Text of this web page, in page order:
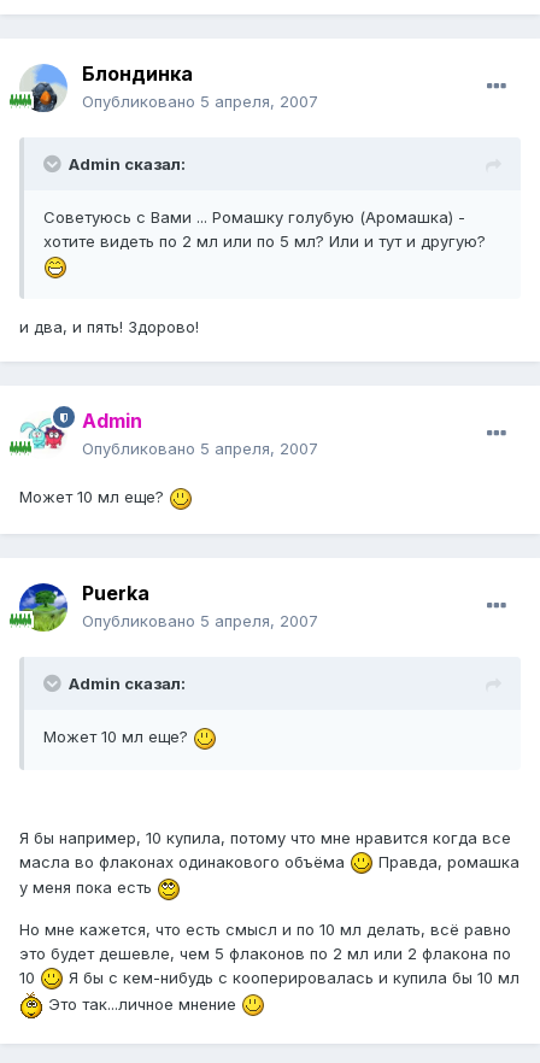
Блондинка
Опубликовано 5 апреля, 2007
Admin сказал:
Советуюсь с Вами ... Ромашку голубую (Аромашка) -
хотите видеть по 2 мл или по 5 мл? Или и тут и другую?
и два, и пять! Здорово!
Admin
Опубликовано 5 апреля, 2007
Может 10 мл еще?
Puerka
Опубликовано 5 апреля, 2007
Admin сказал:
Может 10 мл еще?
Я бы например, 10 купила, потому что мне нравится когда все
масла во флаконах одинакового объёма
Правда, ромашка
у меня пока есть
Но мне кажется, что есть смысл и по 10 мл делать, всё равно
это будет дешевле, чем 5 флаконов по 2 мл или 2 флакона по
10
Я бы с кем-нибудь с кооперировалась и купила бы 10 мл
Это так...личное мнение